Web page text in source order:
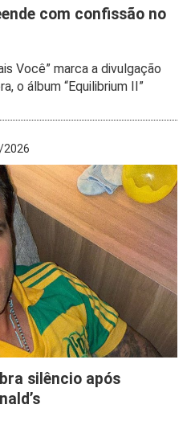
com confissão no
Você” marca a divulgação
o álbum “Equilibrium II”
2026
silêncio após